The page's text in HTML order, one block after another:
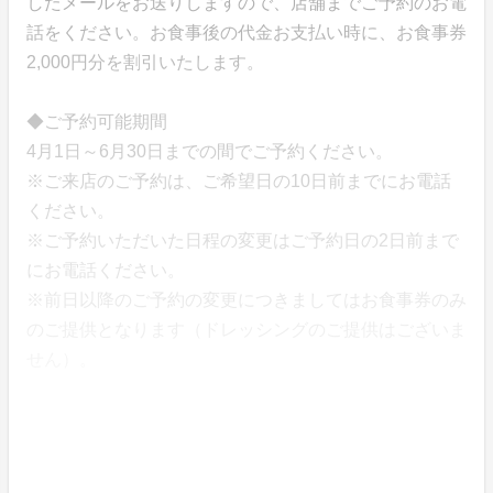
話をください。お食事後の代金お支払い時に、お食事券
2,000円分を割引いたします。
◆ご予約可能期間
4月1日～6月30日までの間でご予約ください。
※ご来店のご予約は、ご希望日の10日前までにお電話
ください。
※ご予約いただいた日程の変更はご予約日の2日前まで
にお電話ください。